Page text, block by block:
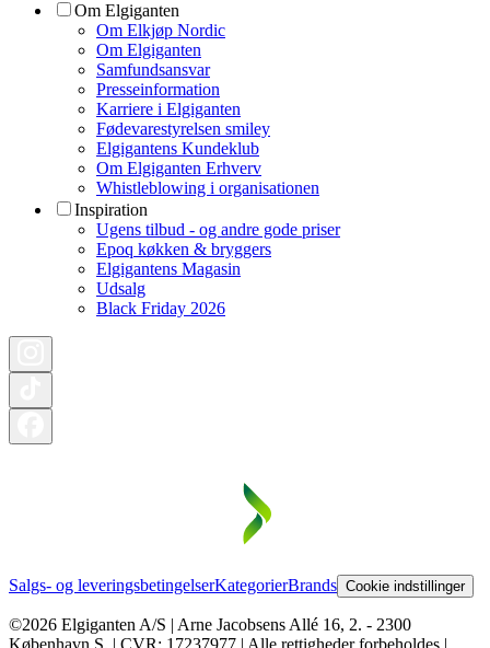
Om Elgiganten
Om Elkjøp Nordic
Om Elgiganten
Samfundsansvar
Presseinformation
Karriere i Elgiganten
Fødevarestyrelsen smiley
Elgigantens Kundeklub
Om Elgiganten Erhverv
Whistleblowing i organisationen
Inspiration
Ugens tilbud - og andre gode priser
Epoq køkken & bryggers
Elgigantens Magasin
Udsalg
Black Friday 2026
Salgs- og leveringsbetingelserKategorierBrands Cookie indstillinger
©2026 Elgiganten A/S | Arne Jacobsens Allé 16, 2. - 2300